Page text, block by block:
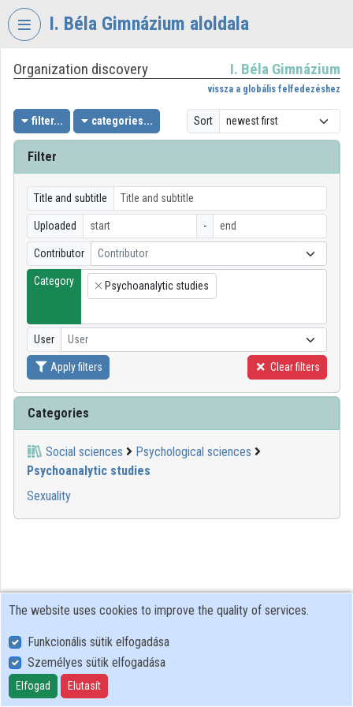
Skip header
I. Béla Gimnázium aloldala
VIDEOTORIUM
BÉLA
GIMNÁZIUM
Log In
Organization discovery
Categories
Organizations
Organization discovery I. Béla Gimnázium
vissza a globális felfedezéshez
filter... categories... Sort
Filter
Title and subtitle
Uploaded -
Contributor Contributor
Category
×
Psychoanalytic studies
User User
Apply filters Clear filters
Categories
Social sciences
Psychological sciences
Psychoanalytic studies
Sexuality
User Policy
Adatkezelési tájékoztató (en)
Cookie Policy
The website uses cookies to improve the quality of services.
Funkcionális sütik elfogadása
Személyes sütik elfogadása
Elfogad Elutasít